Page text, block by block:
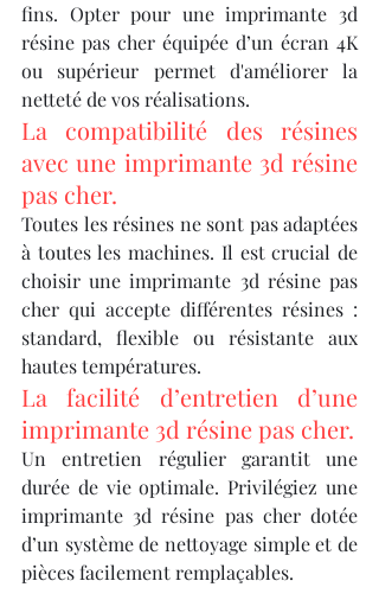
fins. Opter pour une imprimante 3d
résine pas cher équipée d’un écran 4K
ou supérieur permet d'améliorer la
netteté de vos réalisations.
La compatibilité des résines
avec une imprimante 3d résine
pas cher.
Toutes les résines ne sont pas adaptées
à toutes les machines. Il est crucial de
choisir une imprimante 3d résine pas
cher qui accepte différentes résines :
standard, flexible ou résistante aux
hautes températures.
La facilité d’entretien d’une
imprimante 3d résine pas cher.
Un entretien régulier garantit une
durée de vie optimale. Privilégiez une
imprimante 3d résine pas cher dotée
d’un système de nettoyage simple et de
pièces facilement remplaçables.